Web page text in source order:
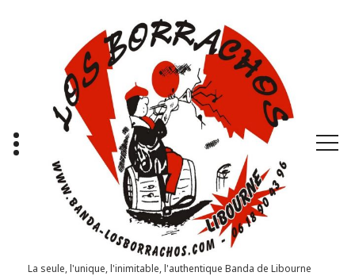
La seule, l'unique, l'inimitable, l'authentique Banda de Libourne